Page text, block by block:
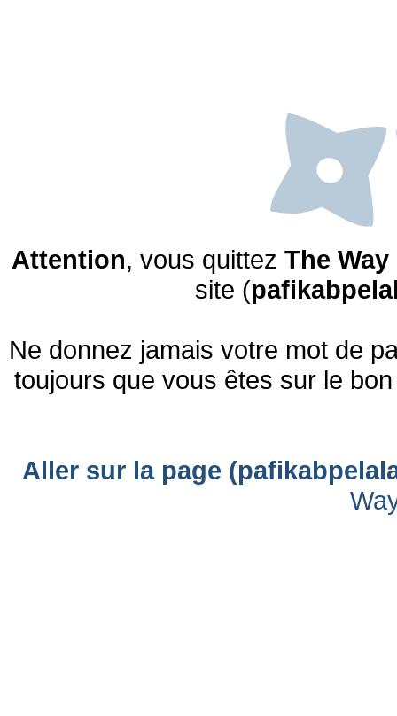
Attention, vous quittez The
site (
Ne donnez jamais votre mot de
toujours que vous êtes sur le
Aller sur la page